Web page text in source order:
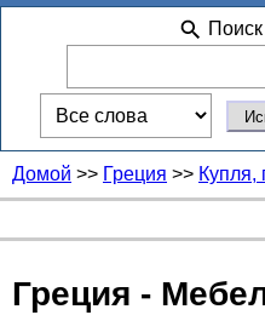
Домой >> Греция >> Купля,
Греция -